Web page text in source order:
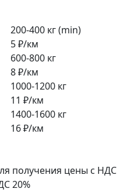
200-400 кг (min)
5 ₽/км
600-800 кг
8 ₽/км
1000-1200 кг
11 ₽/км
1400-1600 кг
16 ₽/км
получения цены с НДС
20%